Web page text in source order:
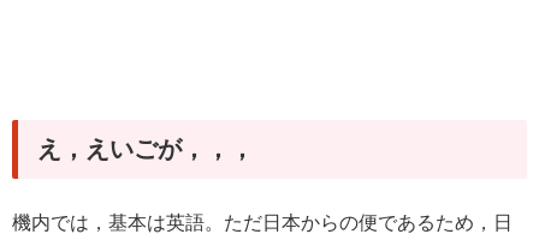
え，えいごが，，，
機内では，基本は英語。ただ日本からの便であるため，日